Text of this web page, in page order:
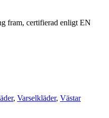
fram, certifierad enligt EN
, Varselkläder, Västar